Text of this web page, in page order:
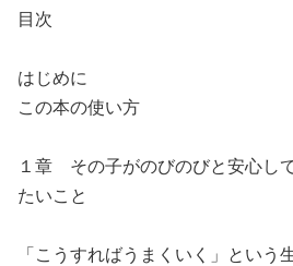
目次
はじめに
この本の使い方
１章 その子がのびのびと安心し
たいこと
「こうすればうまくいく」という